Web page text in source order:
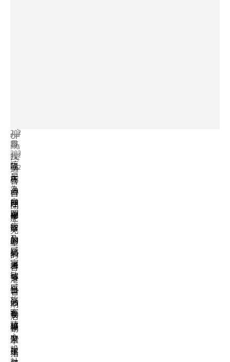
Jul
7,
2026
臨
床
心
理
學
家
周
碧
潾
博
士
分
享
專
業
建
Jun
19,
2026
這
是
為
自
閉
症
及
感
官
敏
感
旅
客
精
心
設
2026
尋
找
適
合
自
閉
症
兒
童
的
香
港
暑
期
活
動？
本
指
OPTISM
May
26,
2026
在
澳
門
舉
辦
的
這
場
多
日
活
動
凝
聚
了